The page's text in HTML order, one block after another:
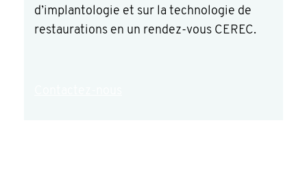
d’implantologie et sur la technologie de
restaurations en un rendez-vous CEREC.